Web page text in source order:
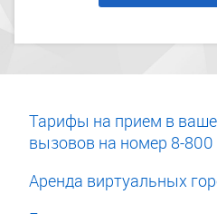
Тарифы на прием в
вызовов на номер 8-800
Аренда виртуальных